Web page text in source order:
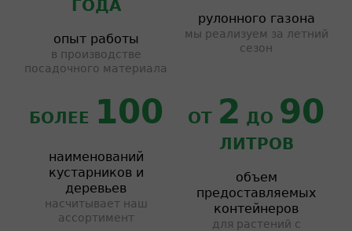
ГОДА
опыт работы
в производстве
посадочного материала
рулонного газона
мы реализуем за летний
сезон
БОЛЕЕ 100
наименований
кустарников и
деревьев
насчитывает наш
ассортимент
ОТ 2 ДО 90
ЛИТРОВ
объем
предоставляемых
контейнеров
для растений с